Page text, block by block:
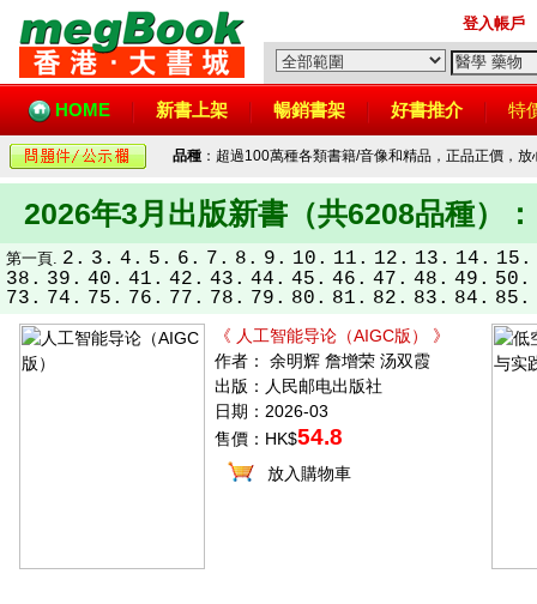
登入帳戶
HOME 新書上架 暢銷書架 好書推介 特
品種 ：超過100萬種各類書籍/音像和精品，正品正價，
2026年3月出版新書（共6208品種）：
第一頁. 2. 3. 4. 5. 6. 7. 8. 9. 10. 11. 12. 13. 14. 15.
38. 39. 40. 41. 42. 43. 44. 45. 46. 47. 48. 49. 50.
73. 74. 75. 76. 77. 78. 79. 80. 81. 82. 83. 84. 85.
《 人工智能导论（AIGC版） 》
作者： 余明辉 詹增荣 汤双霞
出版：人民邮电出版社
日期：2026-03
售價：HK$54.8
放入購物車